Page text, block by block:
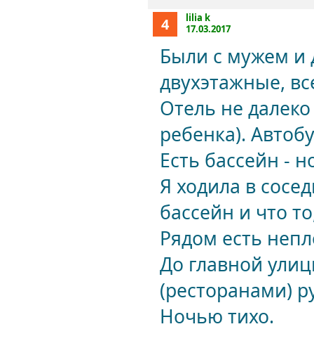
4
lilia k
17.03.2017
Были с мужем и
двухэтажные,
Отель не
ребенка).
Есть бассейн -
Я ходила в
бассейн и что
Рядом есть
До главной
(ресторанами)
Ночью тихо.